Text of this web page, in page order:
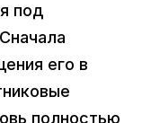
под
его в
полностью